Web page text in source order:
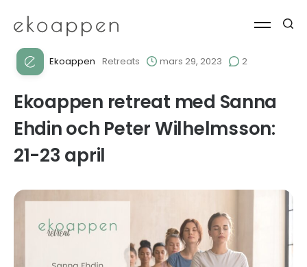
Ekoappen Retreats mars 29, 2023 2
Ekoappen retreat med Sanna
Ehdin och Peter Wilhelmsson:
21-23 april